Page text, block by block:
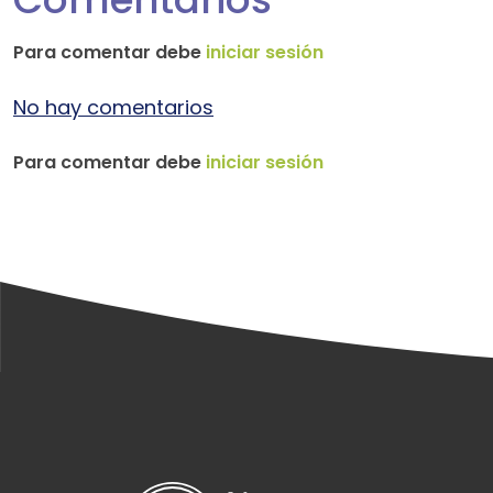
Para comentar debe iniciar sesión
No hay comentarios
Para comentar debe iniciar sesión